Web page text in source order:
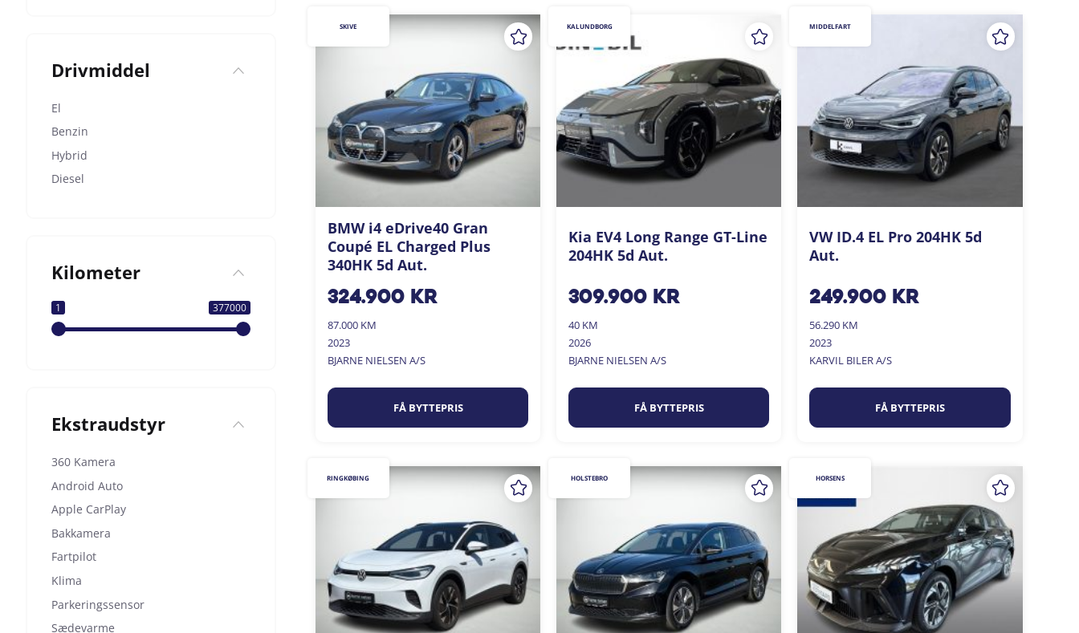
Drivmiddel
El
Benzin
Hybrid
Diesel
Kilometer
1 377000
Ekstraudstyr
360 Kamera
Android Auto
Apple CarPlay
Bakkamera
Fartpilot
Klima
Parkeringssensor
Sædevarme
BMW i4 eDrive40 Gran
Coupé EL Charged Plus
340HK 5d Aut.
324.900kr
87.000 KM
2023
BJARNE NIELSEN A/S
FÅ BYTTEPRIS
SKIVE
Kia EV4 Long Range GT-Line
204HK 5d Aut.
309.900 kr
40 KM
2026
BJARNE NIELSEN A/S
FÅ BYTTEPRIS
KALUNDBORG
VW ID.4 EL Pro 204HK 5d
Aut.
249.900 kr
56.290 KM
2023
KARVIL BILER A/S
FÅ BYTTEPRIS
MIDDELFART
RINGKØBING HOLSTEBRO HORSENS